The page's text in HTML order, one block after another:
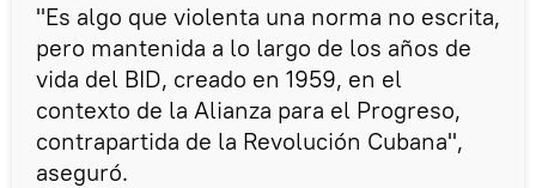
"Es algo que violenta una norma no escrita,
pero mantenida a lo largo de los años de
vida del BID, creado en 1959, en el
contexto de la Alianza para el Progreso,
contrapartida de la Revolución Cubana",
aseguró.